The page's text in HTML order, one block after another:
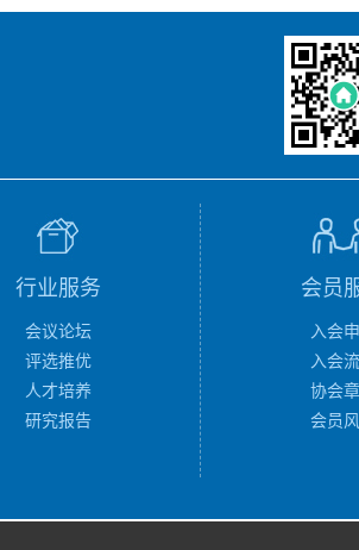
行业服务
会议论坛
评选推优
人才培养
研究报告
会员
入会
入会
协会
会员